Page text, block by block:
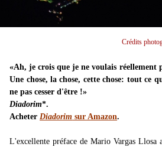
Crédits
«Ah, je crois que je ne voulais
Une chose, la chose, cette chose: tout ce
ne pas cesser d'être !»
Diadorim*.
Acheter Diadorim sur Amazon.
L'excellente préface de Mario Vargas Llosa